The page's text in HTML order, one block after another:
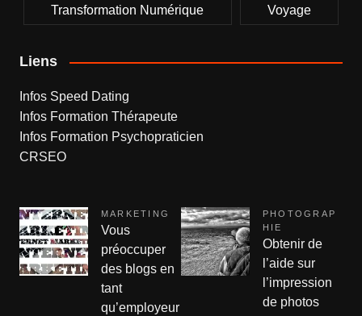
Transformation Numérique Voyage
Liens
Infos Speed Dating
Infos Formation Thérapeute
Infos Formation Psychopraticien
CRSEO
MARKETING
Vous
préoccuper
des blogs en
tant
qu’employeur
PHOTOGRAP
HIE
Obtenir de
l’aide sur
l’impression
de photos